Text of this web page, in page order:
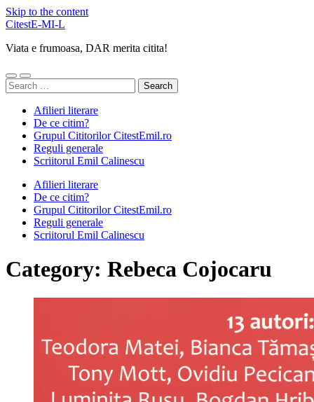
Skip to the content
CitestE-MI-L
Viata e frumoasa, DAR merita citita!
Toggle
mobile
Toggle
search
Search
for:
Afilieri literare
De ce citim?
Grupul Cititorilor CitestEmil.ro
Reguli generale
Scriitorul Emil Calinescu
Afilieri literare
De ce citim?
Grupul Cititorilor CitestEmil.ro
Reguli generale
Scriitorul Emil Calinescu
Category: Rebeca Cojocaru